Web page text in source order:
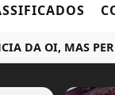
OI, MAS